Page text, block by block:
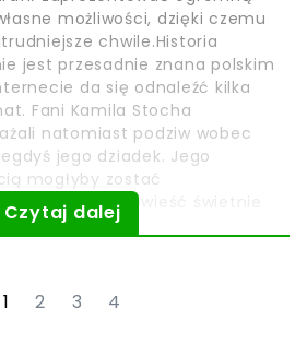
możliwości, dzięki czemu
chwile.Historia
jest przesadnie znana polskim
da się odnaleźć kilka
Fani Kamila Stocha
natomiast podziw wobec
jego dziadek. Jego
mogłyby zostać
jest to opowieść świetnie
Czytaj dalej
1 2 3 4